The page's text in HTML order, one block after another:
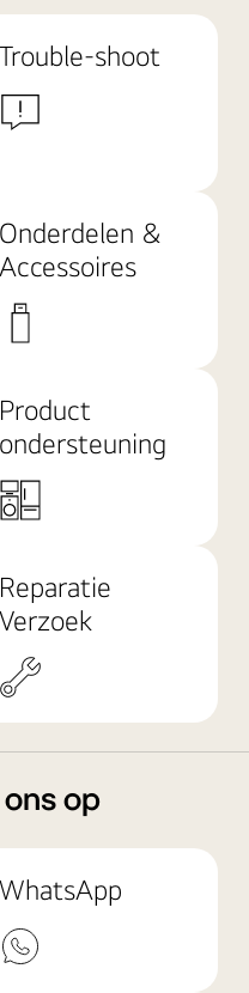
Trouble-shoot
Onderdelen &
Accessoires
Product
ondersteuning
Reparatie
Verzoek
op
WhatsApp